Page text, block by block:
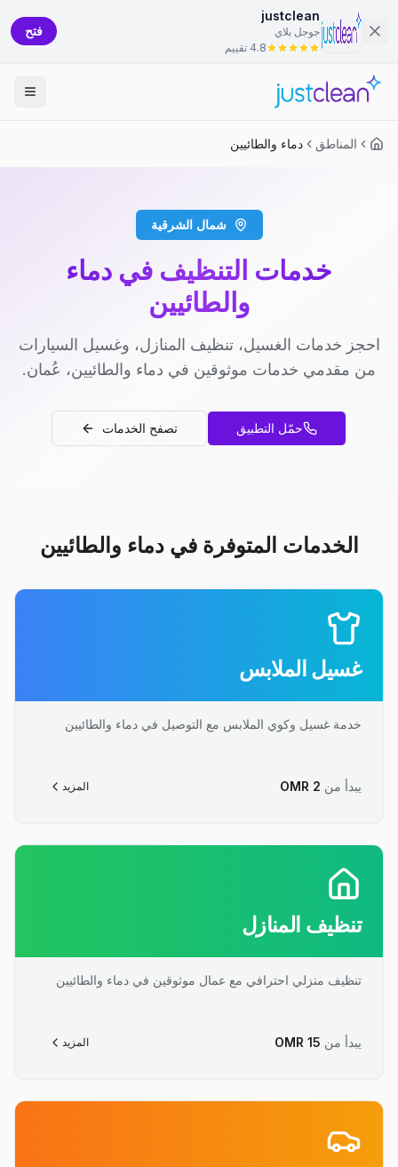
justclean
جوجل بلاي
4.8 تقييم
فتح
المناطق دماء والطائيين
شمال الشرقية
خدمات التنظيف في دماء
والطائيين
احجز خدمات الغسيل، تنظيف المنازل، وغسيل السيارات
من مقدمي خدمات موثوقين في دماء والطائيين، عُمان.
حمّل التطبيق تصفح الخدمات
الخدمات المتوفرة في دماء والطائيين
غسيل الملابس
خدمة غسيل وكوي الملابس مع التوصيل في دماء والطائيين
يبدأ من OMR 2 المزيد
تنظيف المنازل
تنظيف منزلي احترافي مع عمال موثوقين في دماء والطائيين
يبدأ من OMR 15 المزيد